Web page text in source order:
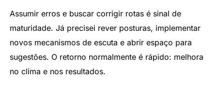
Assumir erros e buscar corrigir rotas é sinal de
maturidade. Já precisei rever posturas, implementar
novos mecanismos de escuta e abrir espaço para
sugestões. O retorno normalmente é rápido: melhora
no clima e nos resultados.